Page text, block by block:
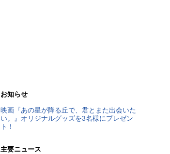
お知らせ
映画『あの星が降る丘で、君とまた出会いた
い。』オリジナルグッズを3名様にプレゼン
ト！
主要ニュース